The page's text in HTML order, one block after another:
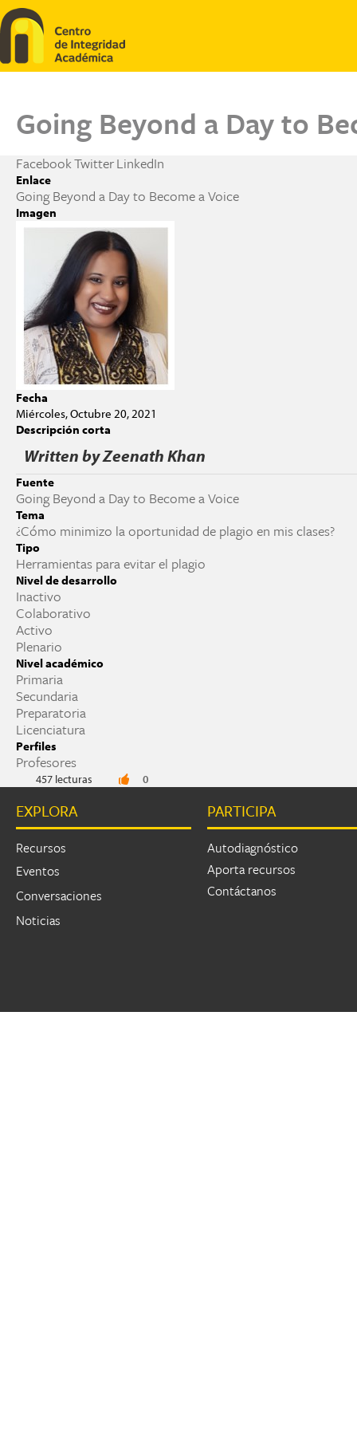
Pasar al contenido principal
Going Beyond a Day to
FacebookTwitterLinkedIn
Enlace
Going Beyond a Day to Become a Voice
Imagen
Fecha
Miércoles, Octubre 20, 2021
Descripción corta
Written by Zeenath Khan
Fuente
Going Beyond a Day to Become a Voice
Tema
¿Cómo minimizo la oportunidad de plagio en mis clases?
Tipo
Herramientas para evitar el plagio
Nivel de desarrollo
Inactivo
Colaborativo
Activo
Plenario
Nivel académico
Primaria
Secundaria
Preparatoria
Licenciatura
Perfiles
Profesores
457 lecturas 0
EXPLORA
Recursos
Eventos
Conversaciones
Noticias
PARTICIPA
Autodiagnóstico
Aporta recursos
Contáctanos